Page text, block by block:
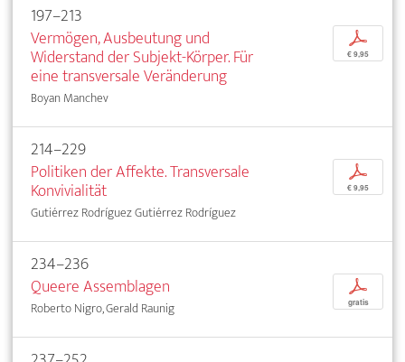
197–213
Vermögen, Ausbeutung und
Widerstand der Subjekt-Körper. Für
eine transversale Veränderung
Boyan Manchev
p
€ 9,95
214–229
Politiken der Affekte. Transversale
Konvivialität
Gutiérrez Rodríguez Gutiérrez Rodríguez
p
€ 9,95
234–236
Queere Assemblagen
Roberto Nigro, Gerald Raunig
p
gratis